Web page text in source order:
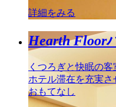
詳細をみる
Hearth Floor
くつろぎと快眠の客
ホテル滞在を充実さ
おもてなし